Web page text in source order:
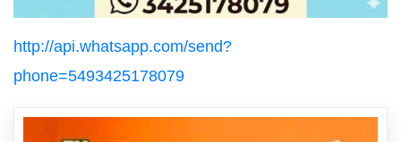
http://api.whatsapp.com/send?
phone=5493425178079